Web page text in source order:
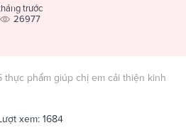
trước
26977
thực phẩm giúp chị em cải thiện kinh
xem: 1684